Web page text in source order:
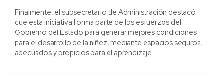
Finalmente, el subsecretario de Administración destacó
que esta iniciativa forma parte de los esfuerzos del
Gobierno del Estado para generar mejores condiciones
para el desarrollo de la niñez, mediante espacios seguros,
adecuados y propicios para el aprendizaje.